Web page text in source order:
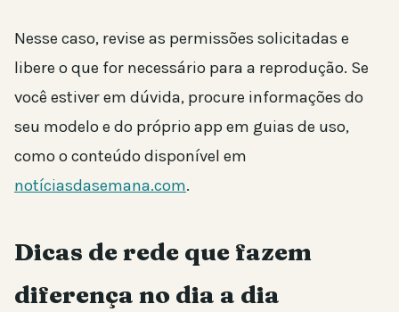
Nesse caso, revise as permissões solicitadas e
libere o que for necessário para a reprodução. Se
você estiver em dúvida, procure informações do
seu modelo e do próprio app em guias de uso,
como o conteúdo disponível em
notíciasdasemana.com.
Dicas de rede que fazem
diferença no dia a dia